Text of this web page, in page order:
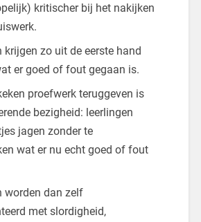
kritischer bij het nakijken
krijgen zo uit de eerste hand
er goed of fout gegaan is.
proefwerk teruggeven is
bezigheid: leerlingen
jagen zonder te
wat er nu echt goed of fout
worden dan zelf
met slordigheid,